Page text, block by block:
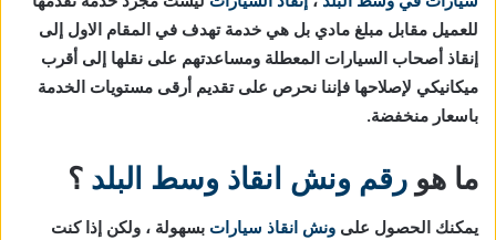
للعميل مقابل مبلغ مادي بل هي خدمة تهدف في المقام الاول إلى
إنقاذ أصحاب السيارات المعطلة ومساعدتهم على نقلها إلى أقرب
ميكانيكي لإصلاحها فإننا نحرص على تقديم أرقى مستويات الخدمة
باسعار منخفضة.
ما هو رقم ونش انقاذ وسط البلد ؟
يمكنك الحصول على ونش انقاذ سيارات بسهولة ، ولكن إذا كنت